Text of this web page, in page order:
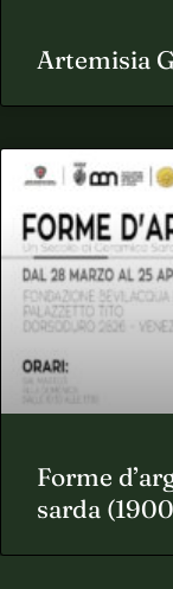
Artemisia
Forme
sarda